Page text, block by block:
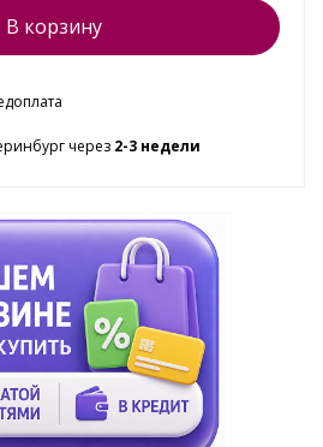
В корзину
через 2-3 недели